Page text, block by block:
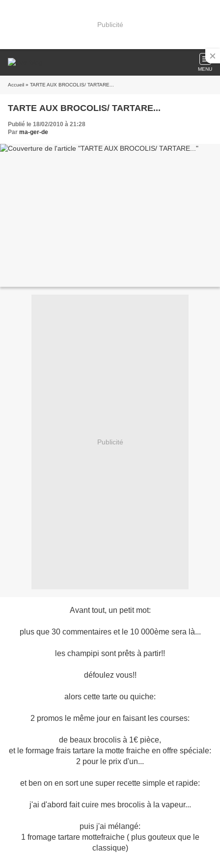
Publicité
MENU
Accueil » TARTE AUX BROCOLIS/ TARTARE...
TARTE AUX BROCOLIS/ TARTARE...
Publié le 18/02/2010 à 21:28
Par ma-ger-de
Publicité
Avant tout, un petit mot:
plus que 30 commentaires et le 10 000ème sera là...
les champipi sont prêts à partir!!
défoulez vous!!
alors cette tarte ou quiche:
2 promos le même jour en faisant les courses:
de beaux brocolis à 1€ pièce,
et le formage frais tartare la motte fraiche en offre spéciale:
2 pour le prix d'un...
et ben on en sort une super recette simple et rapide:
j'ai d'abord fait cuire mes brocolis à la vapeur...
puis j'ai mélangé:
1 fromage tartare mottefraiche ( plus gouteux que le
classique)